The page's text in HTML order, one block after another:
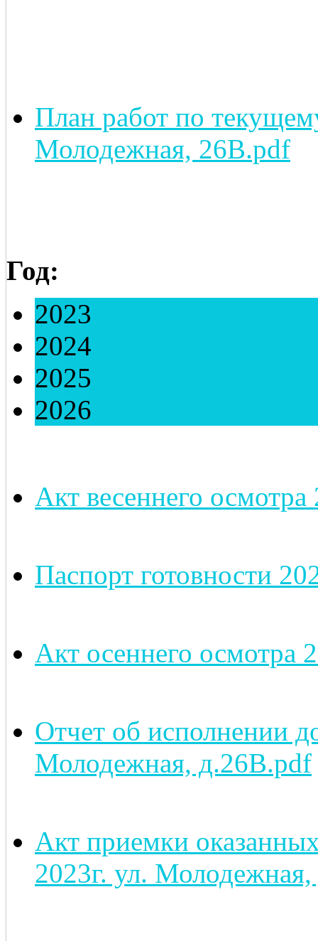
План работ по
Молодежная, 26В.pdf
Год:
2023
2024
2025
2026
Акт весеннего
Паспорт готовности
Акт осеннего осмотра
Отчет об исполнении
Молодежная, д.26В.pdf
Акт приемки
2023г. ул.